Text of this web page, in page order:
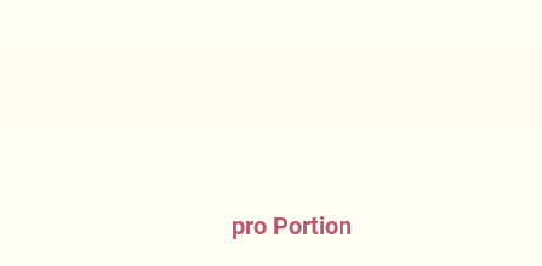
pro Portion